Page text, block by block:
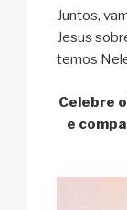
Juntos,
Jesus
temos
Celebre
e